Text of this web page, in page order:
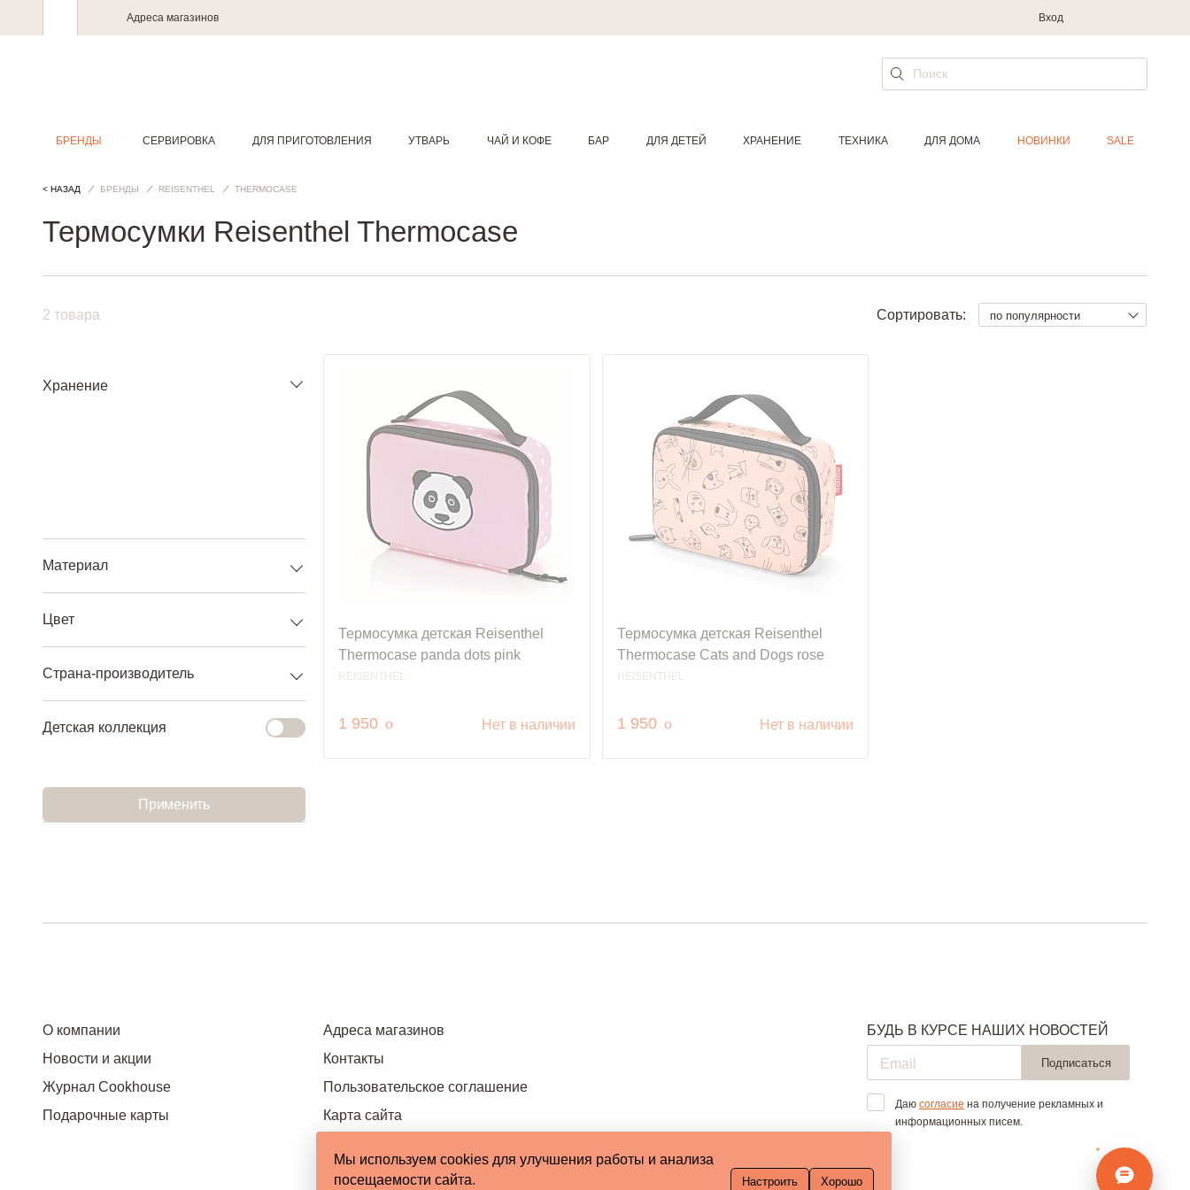
Адреса магазинов Вход
БРЕНДЫ СЕРВИРОВКА ДЛЯ ПРИГОТОВЛЕНИЯ УТВАРЬ ЧАЙ И КОФЕ БАР ДЛЯ ДЕТЕЙ ХРАНЕНИЕ ТЕХНИКА ДЛЯ ДОМА НОВИНКИ SALE
< НАЗАД БРЕНДЫ REISENTHEL THERMOCASE
Термосумки Reisenthel Thermocase
2 товара Сортировать: по популярности
Хранение
Материал
Цвет
Страна-производитель
Детская коллекция
Применить
Термосумка детская Reisenthel
Thermocase panda dots pink
REISENTHEL
1 950 руб.
o Нет в наличии
Термосумка детская Reisenthel
Thermocase Cats and Dogs rose
REISENTHEL
1 950 руб.
o Нет в наличии
О компании
Новости и акции
Журнал Cookhouse
Подарочные карты
Адреса магазинов
Контакты
Пользовательское соглашение
Карта сайта
БУДЬ В КУРСЕ НАШИХ НОВОСТЕЙ
Подписаться
Даюсогласие на получение рекламных и
информационных писем.
Мы используем cookies для улучшения работы и анализа
посещаемости сайта.
Настроить Хорошо